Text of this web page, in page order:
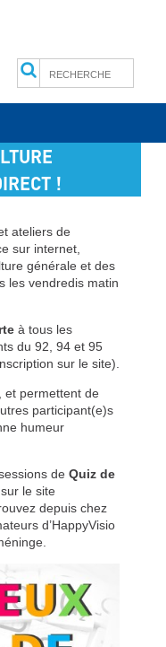
Search
!
ateliers de
sur internet,
générale et des
les vendredis matin
à tous les
du 92, 94 et 95
sur le site).
et permettent de
participant(e)s
humeur
de Quiz de
sur le site
depuis chez
d’HappyVisio